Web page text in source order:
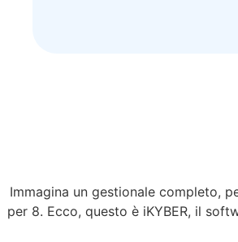
Immagina un gestionale completo,
per 8. Ecco, questo è iKYBER, il